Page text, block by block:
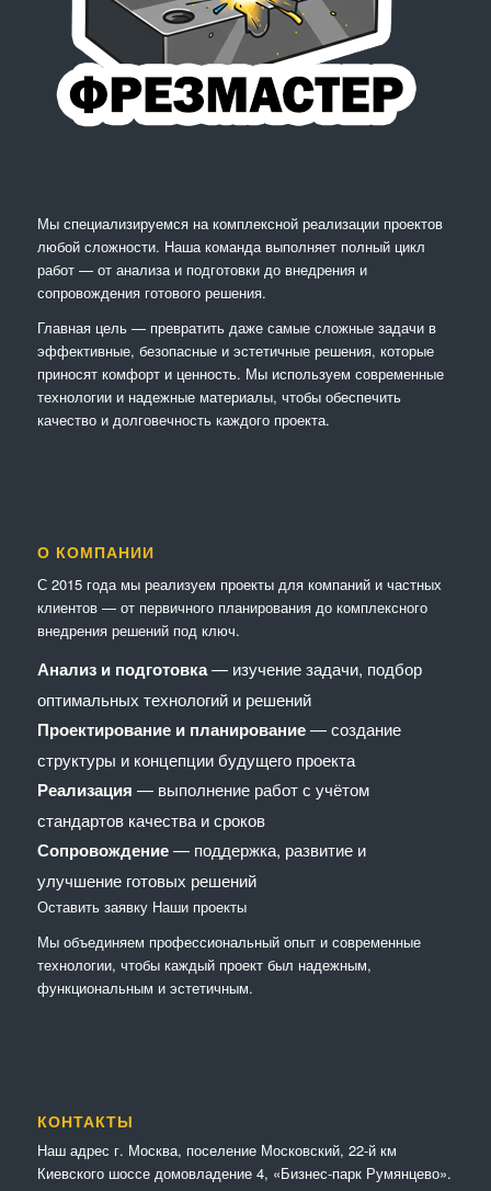
Мы специализируемся на комплексной реализации проектов
любой сложности. Наша команда выполняет полный цикл
работ — от анализа и подготовки до внедрения и
сопровождения готового решения.
Главная цель — превратить даже самые сложные задачи в
эффективные, безопасные и эстетичные решения, которые
приносят комфорт и ценность. Мы используем современные
технологии и надежные материалы, чтобы обеспечить
качество и долговечность каждого проекта.
О КОМПАНИИ
С 2015 года мы реализуем проекты для компаний и частных
клиентов — от первичного планирования до комплексного
внедрения решений под ключ.
Анализ и подготовка— изучение задачи, подбор
оптимальных технологий и решений
Проектирование и планирование— создание
структуры и концепции будущего проекта
Реализация — выполнение работ с учётом
стандартов качества и сроков
Сопровождение— поддержка, развитие и
улучшение готовых решений
Оставить заявку Наши проекты
Мы объединяем профессиональный опыт и современные
технологии, чтобы каждый проект был надежным,
функциональным и эстетичным.
КОНТАКТЫ
Наш адрес г. Москва, поселение Московский, 22-й км
Киевского шоссе домовладение 4, «Бизнес-парк Румянцево».